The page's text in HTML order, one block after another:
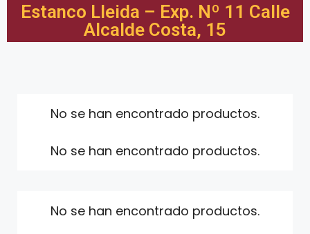
Estanco Lleida – Exp. Nº 11 Calle
Alcalde Costa, 15
No se han encontrado productos.
No se han encontrado productos.
No se han encontrado productos.